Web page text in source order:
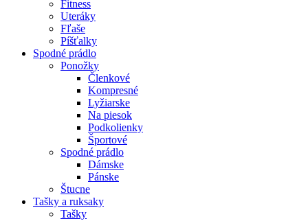
Fitness
Uteráky
Fľaše
Píšťalky
Spodné prádlo
Ponožky
Členkové
Kompresné
Lyžiarske
Na piesok
Podkolienky
Športové
Spodné prádlo
Dámske
Pánske
Štucne
Tašky a ruksaky
Tašky